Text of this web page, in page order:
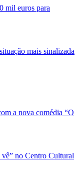
mil euros para
mais sinalizada
a nova comédia “O
vê” no Centro Cultural